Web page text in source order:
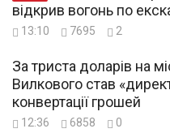
відкрив вогонь по
13:10 7695 2
За триста доларів на
Вилкового став
конвертації грошей
12:36 6858 0